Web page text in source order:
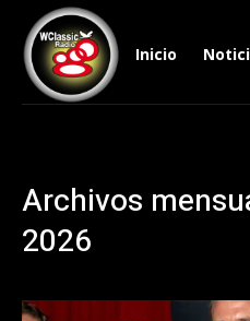
Inicio
Archivos
2026